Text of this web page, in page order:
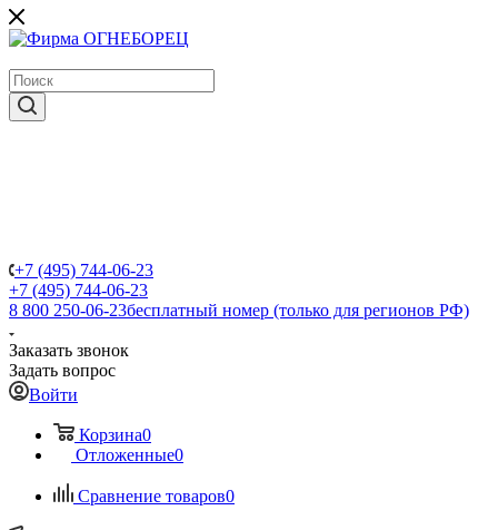
+7 (495) 744-06-23
+7 (495) 744-06-23
8 800 250-06-23бесплатный номер (только для регионов РФ)
Заказать звонок
Задать вопрос
Войти
Корзина0
Отложенные0
Сравнение товаров0